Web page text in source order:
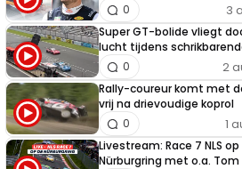
3
0
Super GT-bolide vliegt
lucht tijdens
2
0
Rally-coureur komt met
vrij na drievoudige koprol
1
0
Livestream: Race 7 NLS op
Nürburgring met o.a.